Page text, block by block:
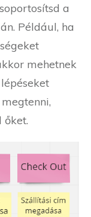
a
Például, ha
mehetnek
őket.